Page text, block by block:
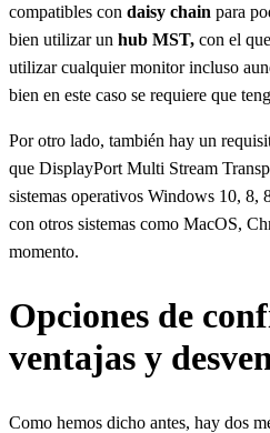
compatibles con daisy chain para
bien utilizar un hub MST, con el
utilizar cualquier monitor incluso
bien en este caso se requiere que
Por otro lado, también hay un
que DisplayPort Multi Stream
sistemas operativos Windows 10, 8,
con otros sistemas como MacOS,
momento.
Opciones de
ventajas y
Como hemos dicho antes, hay dos